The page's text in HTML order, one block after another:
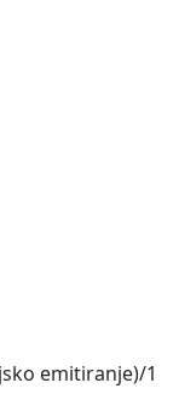
emitiranje)/1